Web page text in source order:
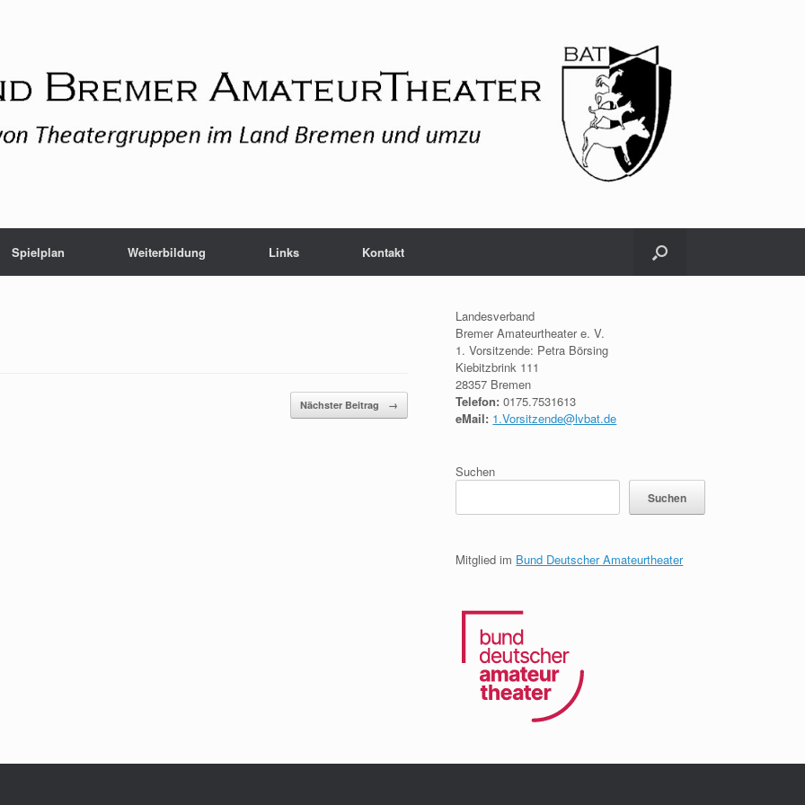
Spielplan Weiterbildung Links Kontakt
Nächster Beitrag →
Landesverband
Bremer Amateurtheater e. V.
1. Vorsitzende: Petra Börsing
Kiebitzbrink 111
28357 Bremen
Telefon: 0175.7531613
eMail: 1.Vorsitzende@lvbat.de
Suchen
Suchen
Mitglied im Bund Deutscher Amateurtheater